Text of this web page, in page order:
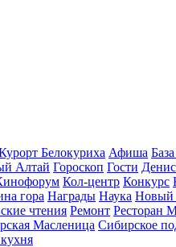
Белокуриха Афиша
Алтай Гороскоп Гости
Кол-центр Конкурс
гора Награды Наука Новый
чтения Ремонт Ресторан
Масленица Сибирское